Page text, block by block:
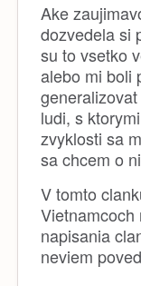
Ake
dozvedela si
su to vsetko
alebo mi boli
ludi, s
zvyklosti sa
sa chcem o
V tomto
Vietnamcoch
napisania
neviem